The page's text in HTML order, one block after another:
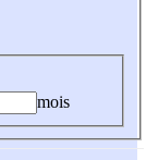
mois